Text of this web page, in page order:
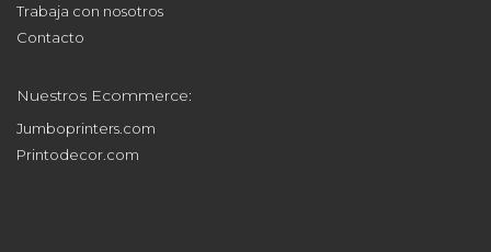
Trabaja con nosotros
Contacto
Nuestros Ecommerce:
Jumboprinters.com
Printodecor.com